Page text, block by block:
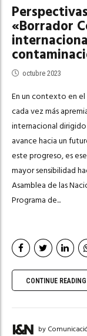
«Borrador
octubre 2023
En un contexto en
cada vez más
internacional
avance hacia un
este progreso, es
mayor sensibilidad
Asamblea de las
Programa de...
CONTINUE READING
by